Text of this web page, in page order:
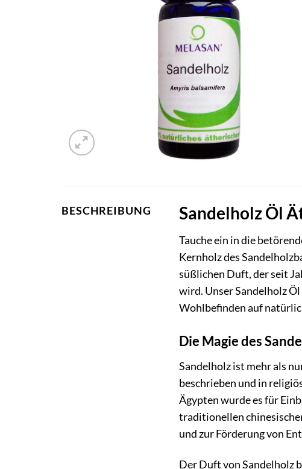
BESCHREIBUNG Sandelholz Öl
Tauche ein in die
Kernholz des
süßlichen Duft, der seit
wird. Unser Sandelholz
Wohlbefinden auf
Die Magie des
Sandelholz ist mehr als
beschrieben und in
Ägypten wurde es für
traditionellen
und zur Förderung von
Der Duft von Sandelholz